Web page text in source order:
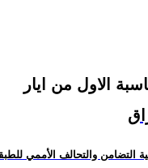
الاول من ايار